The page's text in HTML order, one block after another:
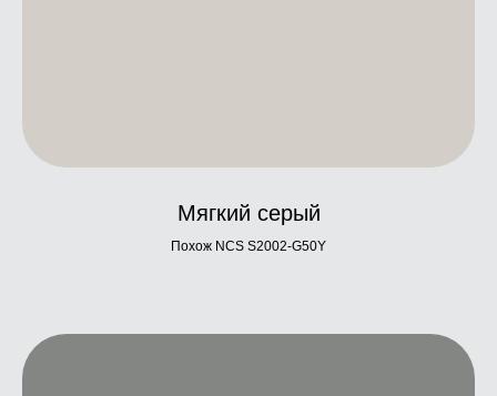
Мягкий серый
Похож NCS S2002-G50Y